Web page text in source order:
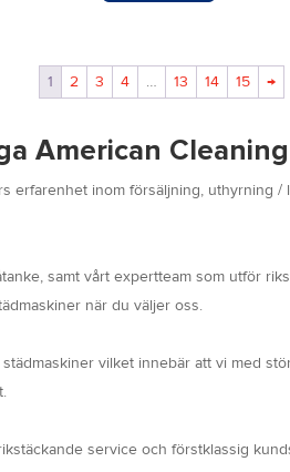
1 2 3 4 … 13 14 15 →
American
erfarenhet inom försäljning, uthyrning
samt vårt expertteam som utför
när du väljer oss.
vilket innebär att vi med
service och förstklassig